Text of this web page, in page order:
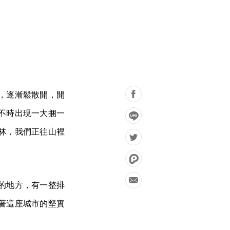
逐漸鬆散開，開
時出現一大捆一
，我們正往山裡
地方，有一整排
這座城市的堅實